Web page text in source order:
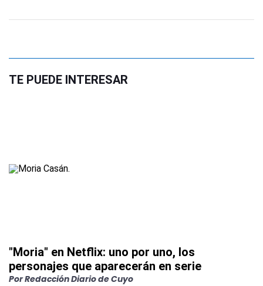
TE PUEDE INTERESAR
"Moria" en Netflix: uno por uno, los
personajes que aparecerán en serie
PorRedacción Diario de Cuyo